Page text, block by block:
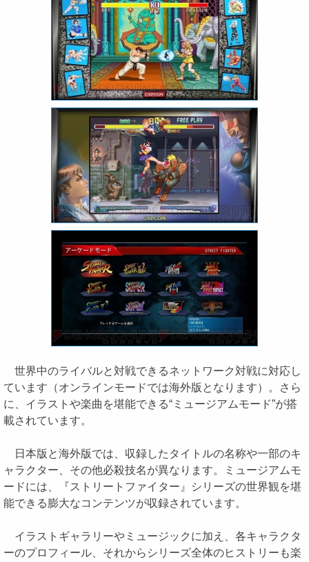
世界中のライバルと対戦できるネットワーク対戦に対応し
ています（オンラインモードでは海外版となります）。さら
に、イラストや楽曲を堪能できる“ミュージアムモード”が搭
載されています。
日本版と海外版では、収録したタイトルの名称や一部のキ
ャラクター、その他必殺技名が異なります。ミュージアムモ
ードには、『ストリートファイター』シリーズの世界観を堪
能できる膨大なコンテンツが収録されています。
イラストギャラリーやミュージックに加え、各キャラクタ
ーのプロフィール、それからシリーズ全体のヒストリーも楽